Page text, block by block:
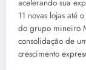
acelerando sua
11 novas lojas até
do grupo mineiro
consolidação de
crescimento